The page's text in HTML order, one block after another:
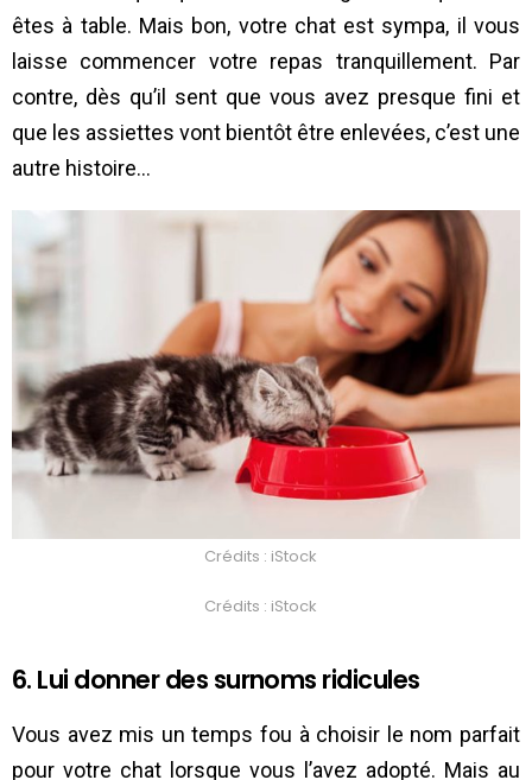
êtes à table. Mais bon, votre chat est sympa, il vous
laisse commencer votre repas tranquillement. Par
contre, dès qu’il sent que vous avez presque fini et
que les assiettes vont bientôt être enlevées, c’est une
autre histoire…
Crédits : iStock
Crédits : iStock
6. Lui donner des surnoms ridicules
Vous avez mis un temps fou à choisir le nom parfait
pour votre chat lorsque vous l’avez adopté. Mais au